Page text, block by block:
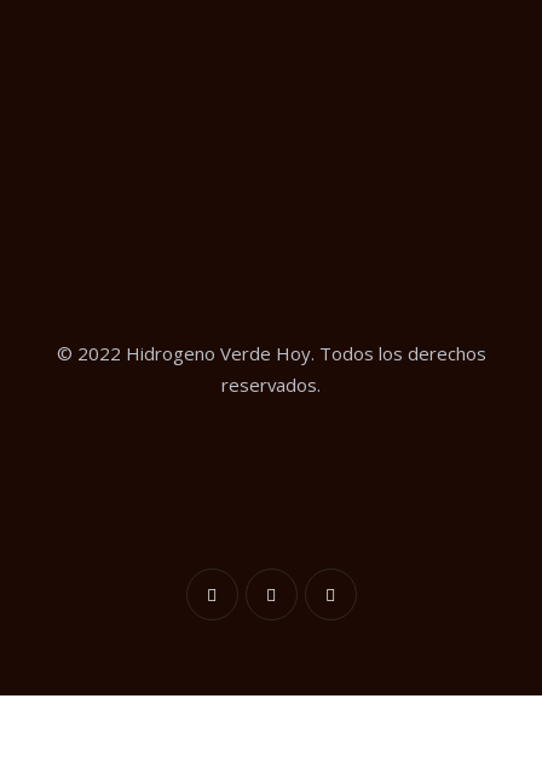
© 2022 Hidrogeno Verde Hoy. Todos los derechos
reservados.